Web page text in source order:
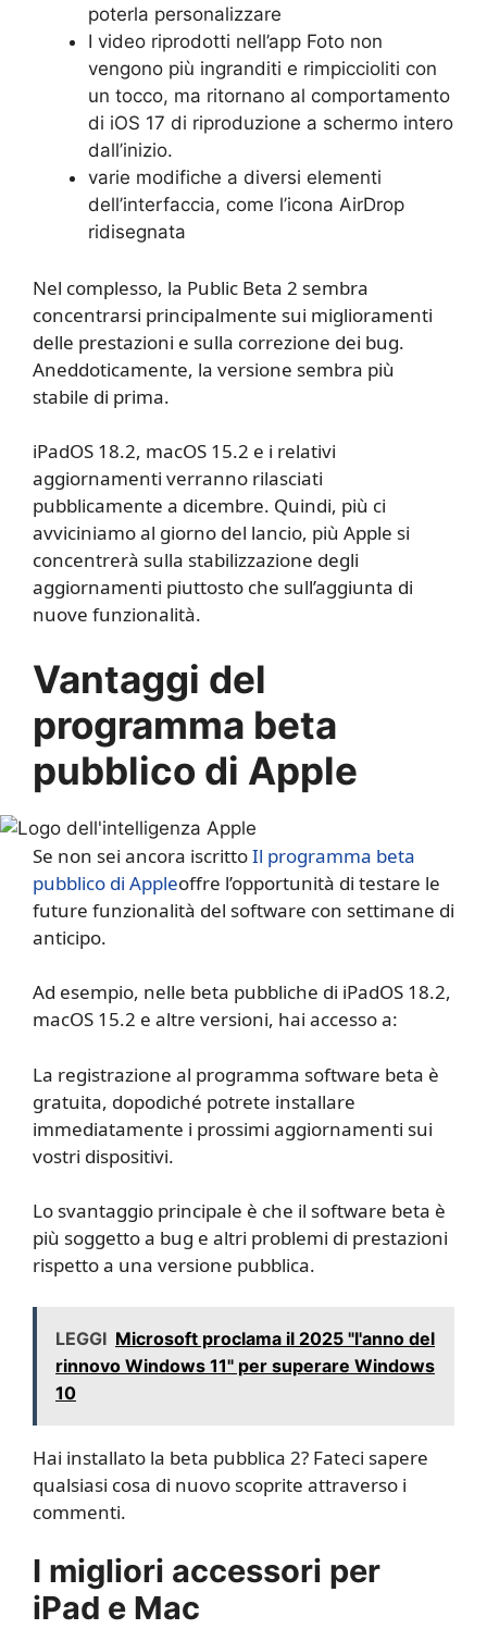
poterla personalizzare
I video riprodotti nell’app Foto non
vengono più ingranditi e rimpiccioliti con
un tocco, ma ritornano al comportamento
di iOS 17 di riproduzione a schermo intero
dall’inizio.
varie modifiche a diversi elementi
dell’interfaccia, come l’icona AirDrop
ridisegnata
Nel complesso, la Public Beta 2 sembra
concentrarsi principalmente sui miglioramenti
delle prestazioni e sulla correzione dei bug.
Aneddoticamente, la versione sembra più
stabile di prima.
iPadOS 18.2, macOS 15.2 e i relativi
aggiornamenti verranno rilasciati
pubblicamente a dicembre. Quindi, più ci
avviciniamo al giorno del lancio, più Apple si
concentrerà sulla stabilizzazione degli
aggiornamenti piuttosto che sull’aggiunta di
nuove funzionalità.
Vantaggi del
programma beta
pubblico di Apple
Se non sei ancora iscrittoIl programma beta
pubblico di Appleoffre l’opportunità di testare le
future funzionalità del software con settimane di
anticipo.
Ad esempio, nelle beta pubbliche di iPadOS 18.2,
macOS 15.2 e altre versioni, hai accesso a:
La registrazione al programma software beta è
gratuita, dopodiché potrete installare
immediatamente i prossimi aggiornamenti sui
vostri dispositivi.
Lo svantaggio principale è che il software beta è
più soggetto a bug e altri problemi di prestazioni
rispetto a una versione pubblica.
LEGGI Microsoft proclama il 2025 "l'anno del
rinnovo Windows 11" per superare Windows
10
Hai installato la beta pubblica 2? Fateci sapere
qualsiasi cosa di nuovo scoprite attraverso i
commenti.
I migliori accessori per
iPad e Mac